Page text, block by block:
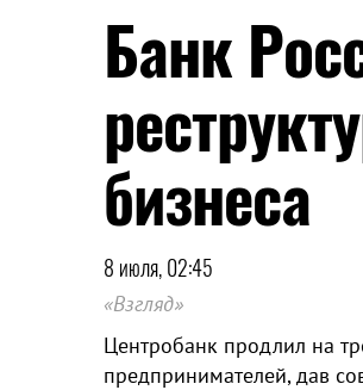
Банк
бизнеса
8 июля, 02:45
«Взгляд»
Центробанк продлил на
предпринимателей, дав